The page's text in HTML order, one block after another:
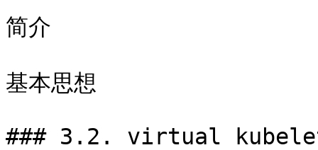
简介
基本思想
### 3.2. virtual